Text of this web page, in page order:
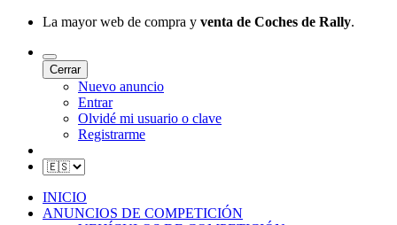
La mayor web de compra y venta de Coches de Rally.
Cerrar
Nuevo anuncio
Entrar
Olvidé mi usuario o clave
Registrarme
INICIO
ANUNCIOS DE COMPETICIÓN